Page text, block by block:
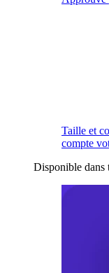
Taille et
compte
Disponible dans